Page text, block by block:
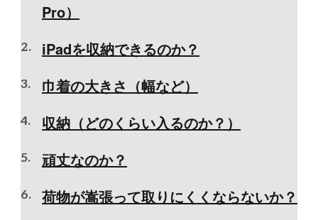
Pro）
iPadを収納できるのか？
巾着の大きさ（幅など）
収納（どのくらい入るのか？）
頑丈なのか？
荷物が嵩張って取りにくくならないか？